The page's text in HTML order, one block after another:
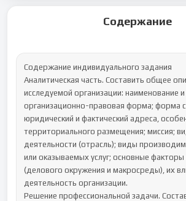
Содержание
Содержание индивидуального задания
Аналитическая часть. Составить общее
исследуемой организации: наименование и
организационно-правовая форма; форма
юридический и фактический адреса,
территориального размещения; миссия;
деятельности (отрасль); виды
или оказываемых услуг; основные
(делового окружения и макросреды), их
деятельность организации.
Решение профессиональной задачи.